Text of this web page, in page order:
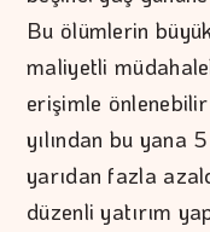
Bu ölümlerin
maliyetli
erişimle
yılından bu yana
yarıdan fazla
düzenli yatırım